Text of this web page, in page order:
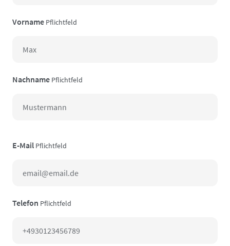
Vorname Pflichtfeld
Nachname Pflichtfeld
E-Mail Pflichtfeld
Telefon Pflichtfeld